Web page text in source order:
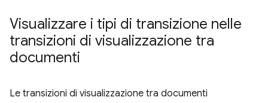
Visualizzare i tipi di transizione nelle
transizioni di visualizzazione tra
documenti
Le transizioni di visualizzazione tra documenti